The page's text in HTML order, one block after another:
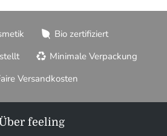
Bio zertifiziert
Minimale Verpackung
Versandkosten
feeling